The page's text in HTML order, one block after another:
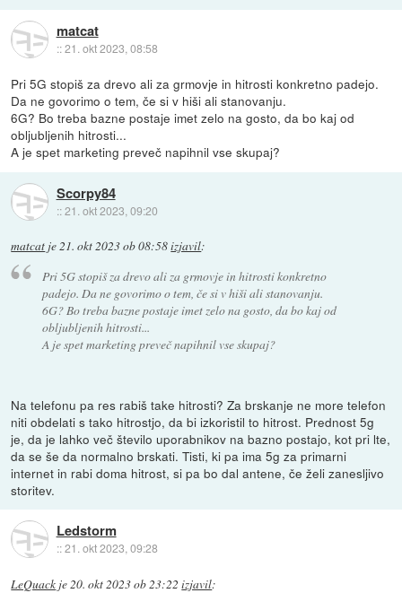
matcat
::21. okt 2023, 08:58
Pri 5G stopiš za drevo ali za grmovje in hitrosti konkretno padejo.
Da ne govorimo o tem, če si v hiši ali stanovanju.
6G? Bo treba bazne postaje imet zelo na gosto, da bo kaj od
obljubljenih hitrosti...
A je spet marketing preveč napihnil vse skupaj?
Scorpy84
::21. okt 2023, 09:20
matcat je21. okt 2023 ob 08:58izjavil:
Pri 5G stopiš za drevo ali za grmovje in hitrosti konkretno
padejo. Da ne govorimo o tem, če si v hiši ali stanovanju.
6G? Bo treba bazne postaje imet zelo na gosto, da bo kaj od
obljubljenih hitrosti...
A je spet marketing preveč napihnil vse skupaj?
Na telefonu pa res rabiš take hitrosti? Za brskanje ne more telefon
niti obdelati s tako hitrostjo, da bi izkoristil to hitrost. Prednost 5g
je, da je lahko več število uporabnikov na bazno postajo, kot pri lte,
da se še da normalno brskati. Tisti, ki pa ima 5g za primarni
internet in rabi doma hitrost, si pa bo dal antene, če želi zanesljivo
storitev.
Ledstorm
::21. okt 2023, 09:28
LeQuack je20. okt 2023 ob 23:22 izjavil: